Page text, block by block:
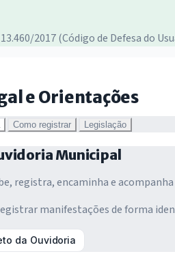
2017 (Código de Defesa do
e Orientações
Como registrar Legislação
Municipal
registra, encaminha e
manifestações de forma
da Ouvidoria